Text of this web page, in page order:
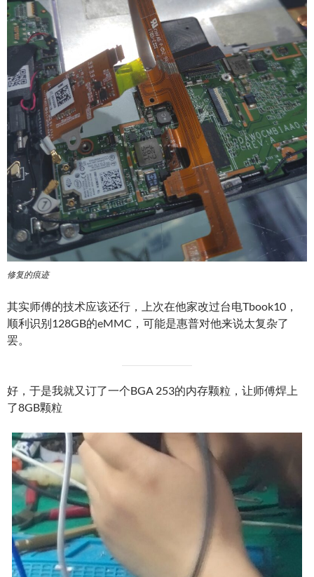
修复的痕迹
其实师傅的技术应该还行，上次在他家改过台电Tbook10，
顺利识别128GB的eMMC，可能是惠普对他来说太复杂了
罢。
好，于是我就又订了一个BGA 253的内存颗粒，让师傅焊上
了8GB颗粒